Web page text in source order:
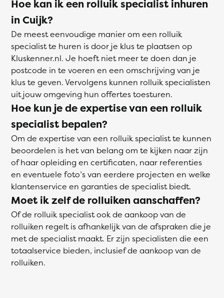
Hoe kan ik een rolluik specialist inhuren
in Cuijk?
De meest eenvoudige manier om een rolluik
specialist te huren is door je klus te plaatsen op
Kluskenner.nl. Je hoeft niet meer te doen dan je
postcode in te voeren en een omschrijving van je
klus te geven. Vervolgens kunnen rolluik specialisten
uit jouw omgeving hun offertes toesturen.
Hoe kun je de expertise van een rolluik
specialist bepalen?
Om de expertise van een rolluik specialist te kunnen
beoordelen is het van belang om te kijken naar zijn
of haar opleiding en certificaten, naar referenties
en eventuele foto’s van eerdere projecten en welke
klantenservice en garanties de specialist biedt.
Moet ik zelf de rolluiken aanschaffen?
Of de rolluik specialist ook de aankoop van de
rolluiken regelt is afhankelijk van de afspraken die je
met de specialist maakt. Er zijn specialisten die een
totaalservice bieden, inclusief de aankoop van de
rolluiken.